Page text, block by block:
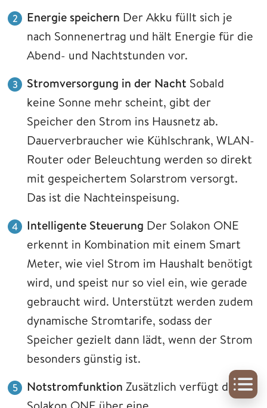
Energie speichern Der Akku füllt sich je
nach Sonnenertrag und hält Energie für die
Abend- und Nachtstunden vor.
Stromversorgung in der Nacht Sobald
keine Sonne mehr scheint, gibt der
Speicher den Strom ins Hausnetz ab.
Dauerverbraucher wie Kühlschrank, WLAN-
Router oder Beleuchtung werden so direkt
mit gespeichertem Solarstrom versorgt.
Das ist die Nachteinspeisung.
Intelligente Steuerung Der Solakon ONE
erkennt in Kombination mit einem Smart
Meter, wie viel Strom im Haushalt benötigt
wird, und speist nur so viel ein, wie gerade
gebraucht wird. Unterstützt werden zudem
dynamische Stromtarife, sodass der
Speicher gezielt dann lädt, wenn der Strom
besonders günstig ist.
Notstromfunktion Zusätzlich verfügt der